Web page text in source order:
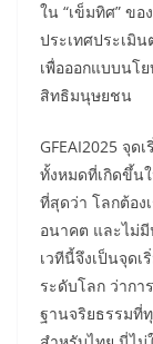
ใน “เข็มทิศ” ขอ
ประเทศประเมิ
เพื่อออกแบบนโ
สิทธิมนุษยชน
GFEAI2025 จุด
ทั้งหมดที่เกิดขึ้น
ที่สุดว่า โลกต้อง
อนาคต และไม่มี
เวทีนี้จึงเป็นจุด
ระดับโลก ว่าก
ฐานจริยธรรมที่